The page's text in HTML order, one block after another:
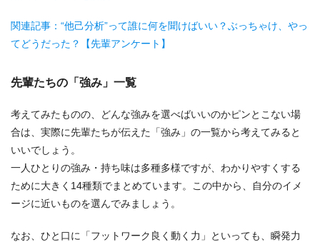
関連記事：“他己分析”って誰に何を聞けばいい？ぶっちゃけ、やっ
てどうだった？【先輩アンケート】
先輩たちの「強み」一覧
考えてみたものの、どんな強みを選べばいいのかピンとこない場
合は、実際に先輩たちが伝えた「強み」の一覧から考えてみると
いいでしょう。
一人ひとりの強み・持ち味は多種多様ですが、わかりやすくする
ために大きく14種類でまとめています。この中から、自分のイメ
ージに近いものを選んでみましょう。
なお、ひと口に「フットワーク良く動く力」といっても、瞬発力